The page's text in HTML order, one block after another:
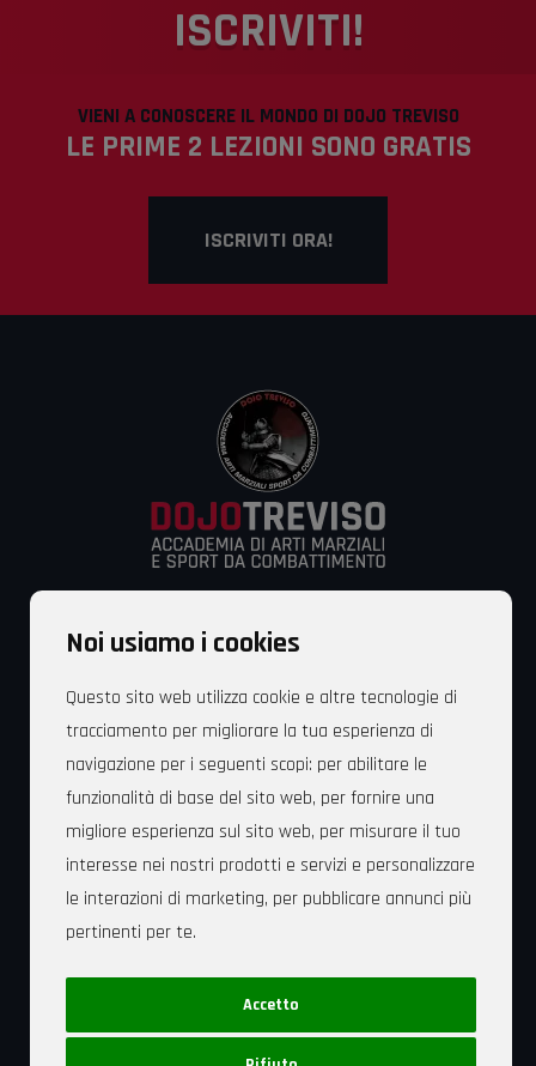
Noi usiamo i cookies
Questo sito web utilizza cookie e altre tecnologie di
tracciamento per migliorare la tua esperienza di
navigazione per i seguenti scopi: per abilitare le
funzionalità di base del sito web, per fornire una
migliore esperienza sul sito web, per misurare il tuo
interesse nei nostri prodotti e servizi e personalizzare
le interazioni di marketing, per pubblicare annunci più
pertinenti per te.
Accetto
ISCRIVITI!
VIENI A CONOSCERE IL MONDO DI DOJO TREVISO
LE PRIME 2 LEZIONI SONO GRATIS
ISCRIVITI ORA!
Via Fonderia, 83 – 31100 Treviso – Italia
Cell. +39 349 829 6053
Mail: dojotreviso@gmail.com
Sede Legale: Dojo Treviso Associazione Polisportiva
Dilettantistica Via Fonderia, 83 – 31100 Treviso – C.F.
Privacy Policy|Cookie Policy
Rivedi le tue scelte in materia di cookie